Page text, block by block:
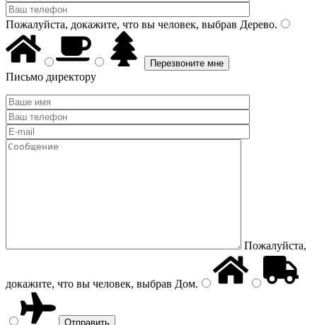
Пожалуйста, докажите, что вы человек, выбрав Дерево.
Письмо директору
Пожалуйста,
докажите, что вы человек, выбрав Дом.